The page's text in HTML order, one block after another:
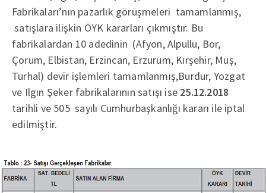
Fabrikaları’nın pazarlık görüşmeleri tamamlanmış,
satışlara ilişkin ÖYK kararları çıkmıştır. Bu
fabrikalardan 10 adedinin (Afyon, Alpullu, Bor,
Çorum, Elbistan, Erzincan, Erzurum, Kırşehir, Muş,
Turhal) devir işlemleri tamamlanmış,Burdur, Yozgat
ve Ilgın Şeker fabrikalarının satışı ise 25.12.2018
tarihli ve 505 sayılı Cumhurbaşkanlığı kararı ile iptal
edilmiştir.